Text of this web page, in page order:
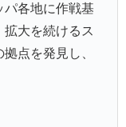
パ各地に作戦基
大を続けるス
点を発見し、